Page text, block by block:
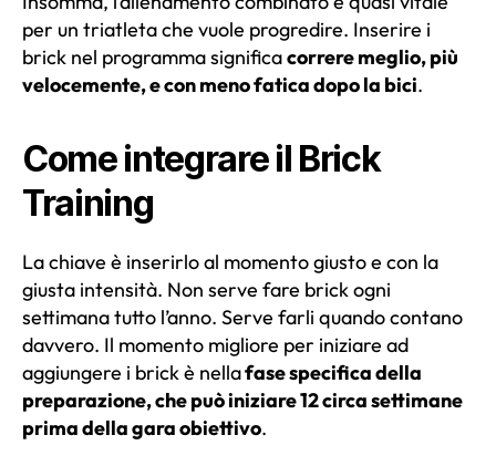
per un triatleta che vuole progredire. Inserire i
brick nel programma significacorrere meglio, più
velocemente, e con meno fatica dopo la bici.
Come integrare il Brick
Training
La chiave è inserirlo al momento giusto e con la
giusta intensità. Non serve fare brick ogni
settimana tutto l’anno. Serve farli quando contano
davvero. Il momento migliore per iniziare ad
aggiungere i brick è nellafase specifica della
preparazione, che può iniziare 12 circa settimane
prima della gara obiettivo.